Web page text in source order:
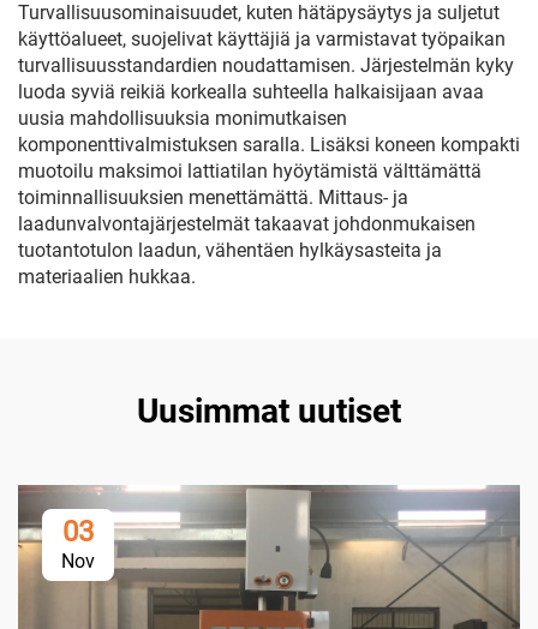
Turvallisuusominaisuudet, kuten hätäpysäytys ja suljetut
käyttöalueet, suojelivat käyttäjiä ja varmistavat työpaikan
turvallisuusstandardien noudattamisen. Järjestelmän kyky
luoda syviä reikiä korkealla suhteella halkaisijaan avaa
uusia mahdollisuuksia monimutkaisen
komponenttivalmistuksen saralla. Lisäksi koneen kompakti
muotoilu maksimoi lattiatilan hyöytämistä välttämättä
toiminnallisuuksien menettämättä. Mittaus- ja
laadunvalvontajärjestelmät takaavat johdonmukaisen
tuotantotulon laadun, vähentäen hylkäysasteita ja
materiaalien hukkaa.
Uusimmat uutiset
03
Nov